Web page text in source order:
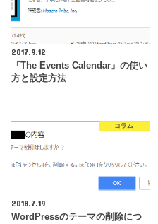
2017.9.12
『The Events Calendar』の使い
方と設定方法
コラム
2018.7.19
WordPressのテーマの削除につ